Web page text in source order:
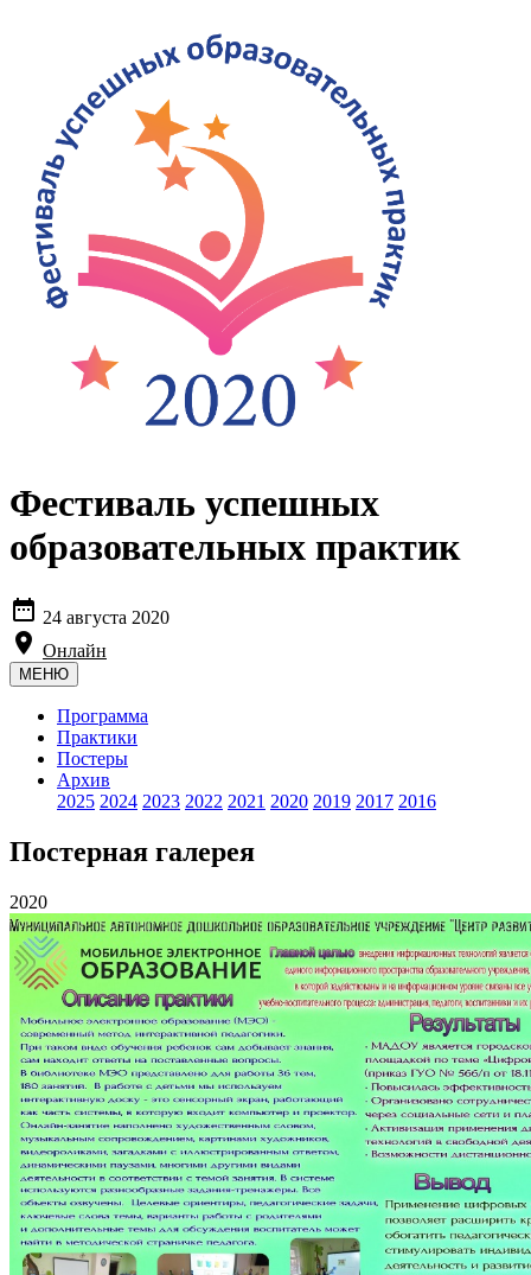
Фестиваль успешных
образовательных практик
 24 августа 2020
 Онлайн
МЕНЮ
Программа
Практики
Постеры
Архив
2025 2024 2023 2022 2021 2020 2019 2017 2016
Постерная галерея
2020